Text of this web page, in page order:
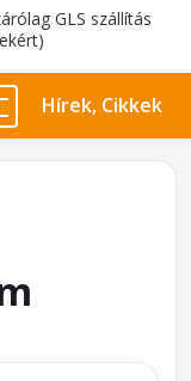
GLS szállítás
Hírek, Cikkek